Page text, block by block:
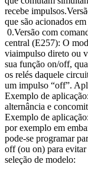
recebe
que são acionados
0.Versão com
central (E257): O
viaimpulso direto ou
sua função on/off,
os relés daquele
um impulso “off”.
Exemplo de
alternância e
Exemplo de
por exemplo em
pode-se programar
off (ou on) para evitar
seleção de modelo: